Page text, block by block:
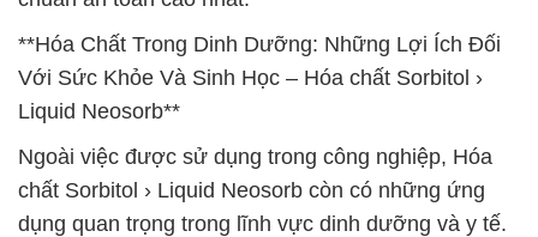
**Hóa Chất Trong Dinh Dưỡng: Những Lợi Ích Đối
Với Sức Khỏe Và Sinh Học – Hóa chất Sorbitol ›
Liquid Neosorb**
Ngoài việc được sử dụng trong công nghiệp, Hóa
chất Sorbitol › Liquid Neosorb còn có những ứng
dụng quan trọng trong lĩnh vực dinh dưỡng và y tế.